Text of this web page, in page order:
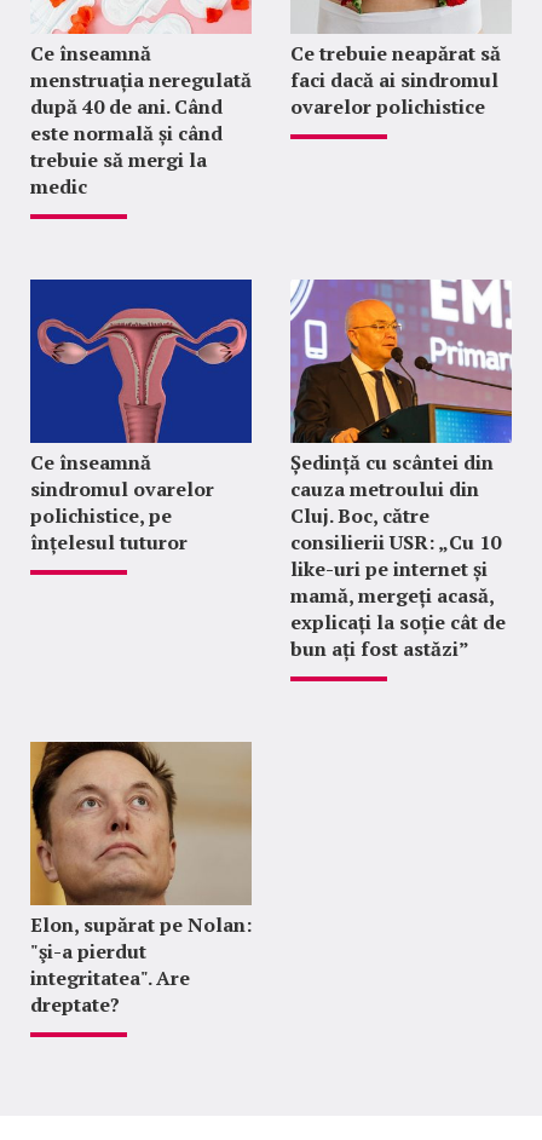
Ce înseamnă
menstruația neregulată
după 40 de ani. Când
este normală și când
trebuie să mergi la
medic
Ce trebuie neapărat să
faci dacă ai sindromul
ovarelor polichistice
Ce înseamnă
sindromul ovarelor
polichistice, pe
înțelesul tuturor
Ședință cu scântei din
cauza metroului din
Cluj. Boc, către
consilierii USR: „Cu 10
like-uri pe internet și
mamă, mergeți acasă,
explicați la soție cât de
bun ați fost astăzi”
Elon, supărat pe Nolan:
"şi-a pierdut
integritatea". Are
dreptate?